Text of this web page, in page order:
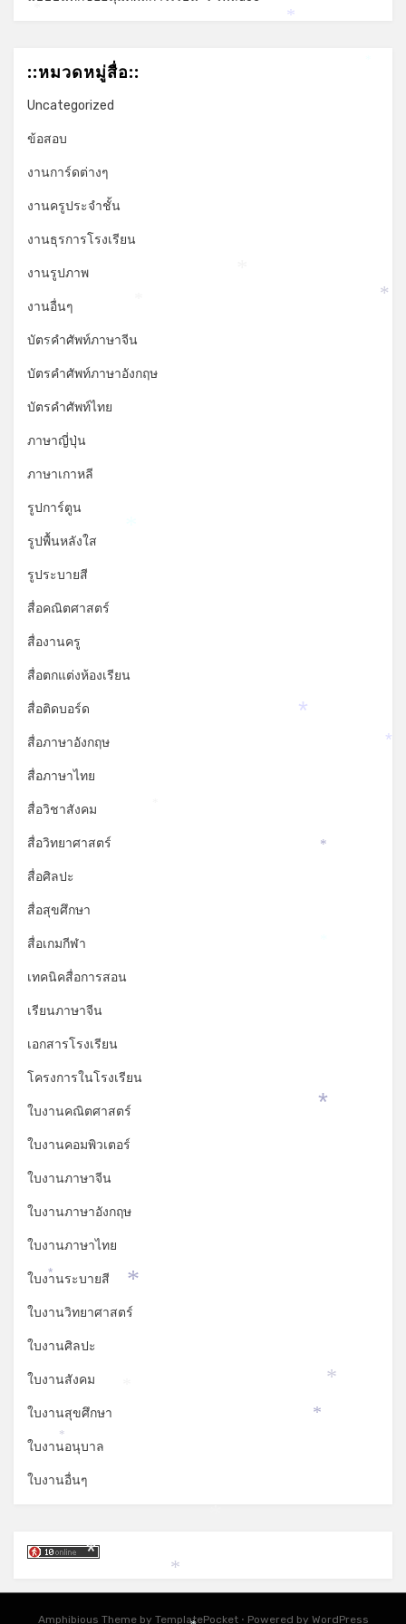
::หมวดหมู่สื่อ::
Uncategorized
ข้อสอบ
งานการ์ดต่างๆ
งานครูประจำชั้น
งานธุรการโรงเรียน
งานรูปภาพ
งานอื่นๆ
บัตรคำศัพท์ภาษาจีน
บัตรคำศัพท์ภาษาอังกฤษ
บัตรคำศัพท์ไทย
ภาษาญี่ปุ่น
ภาษาเกาหลี
รูปการ์ตูน
รูปพื้นหลังใส
รูประบายสี
สื่อคณิตศาสตร์
สื่องานครู
สื่อตกแต่งห้องเรียน
สื่อติดบอร์ด
สื่อภาษาอังกฤษ
สื่อภาษาไทย
สื่อวิชาสังคม
สื่อวิทยาศาสตร์
สื่อศิลปะ
สื่อสุขศึกษา
สื่อเกมกีฬา
เทคนิคสื่อการสอน
เรียนภาษาจีน
เอกสารโรงเรียน
โครงการในโรงเรียน
ใบงานคณิตศาสตร์
ใบงานคอมพิวเตอร์
ใบงานภาษาจีน
ใบงานภาษาอังกฤษ
ใบงานภาษาไทย
ใบงานระบายสี
ใบงานวิทยาศาสตร์
ใบงานศิลปะ
ใบงานสังคม
ใบงานสุขศึกษา
ใบงานอนุบาล
ใบงานอื่นๆ
Amphibious Theme by TemplatePocket ⋅ Powered by WordPress
*
*
*